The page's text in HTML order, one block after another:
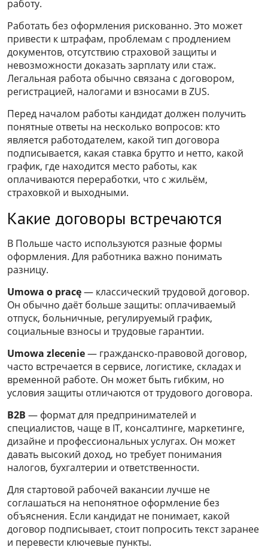
работу.
Работать без оформления рискованно. Это может
привести к штрафам, проблемам с продлением
документов, отсутствию страховой защиты и
невозможности доказать зарплату или стаж.
Легальная работа обычно связана с договором,
регистрацией, налогами и взносами в ZUS.
Перед началом работы кандидат должен получить
понятные ответы на несколько вопросов: кто
является работодателем, какой тип договора
подписывается, какая ставка брутто и нетто, какой
график, где находится место работы, как
оплачиваются переработки, что с жильём,
страховкой и выходными.
Какие договоры встречаются
В Польше часто используются разные формы
оформления. Для работника важно понимать
разницу.
Umowa o pracę— классический трудовой договор.
Он обычно даёт больше защиты: оплачиваемый
отпуск, больничные, регулируемый график,
социальные взносы и трудовые гарантии.
Umowa zlecenie— гражданско-правовой договор,
часто встречается в сервисе, логистике, складах и
временной работе. Он может быть гибким, но
условия защиты отличаются от трудового договора.
B2B — формат для предпринимателей и
специалистов, чаще в IT, консалтинге, маркетинге,
дизайне и профессиональных услугах. Он может
давать высокий доход, но требует понимания
налогов, бухгалтерии и ответственности.
Для стартовой рабочей вакансии лучше не
соглашаться на непонятное оформление без
объяснения. Если кандидат не понимает, какой
договор подписывает, стоит попросить текст заранее
и перевести ключевые пункты.